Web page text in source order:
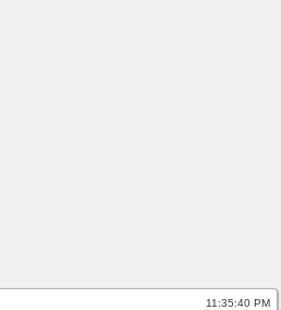
11:35:41 PM